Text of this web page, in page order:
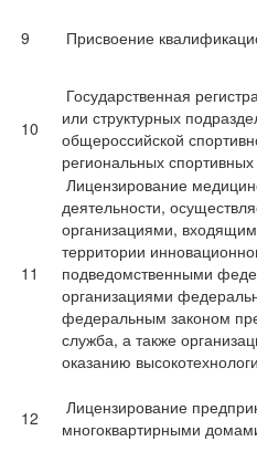
9 Присвоение
10
Государственная
или структурных
общероссийской
региональных
11
Лицензирование
деятельности,
организациями,
территории
подведомственными
организациями
федеральным законом
служба, а также
оказанию
12
Лицензирование
многоквартирными